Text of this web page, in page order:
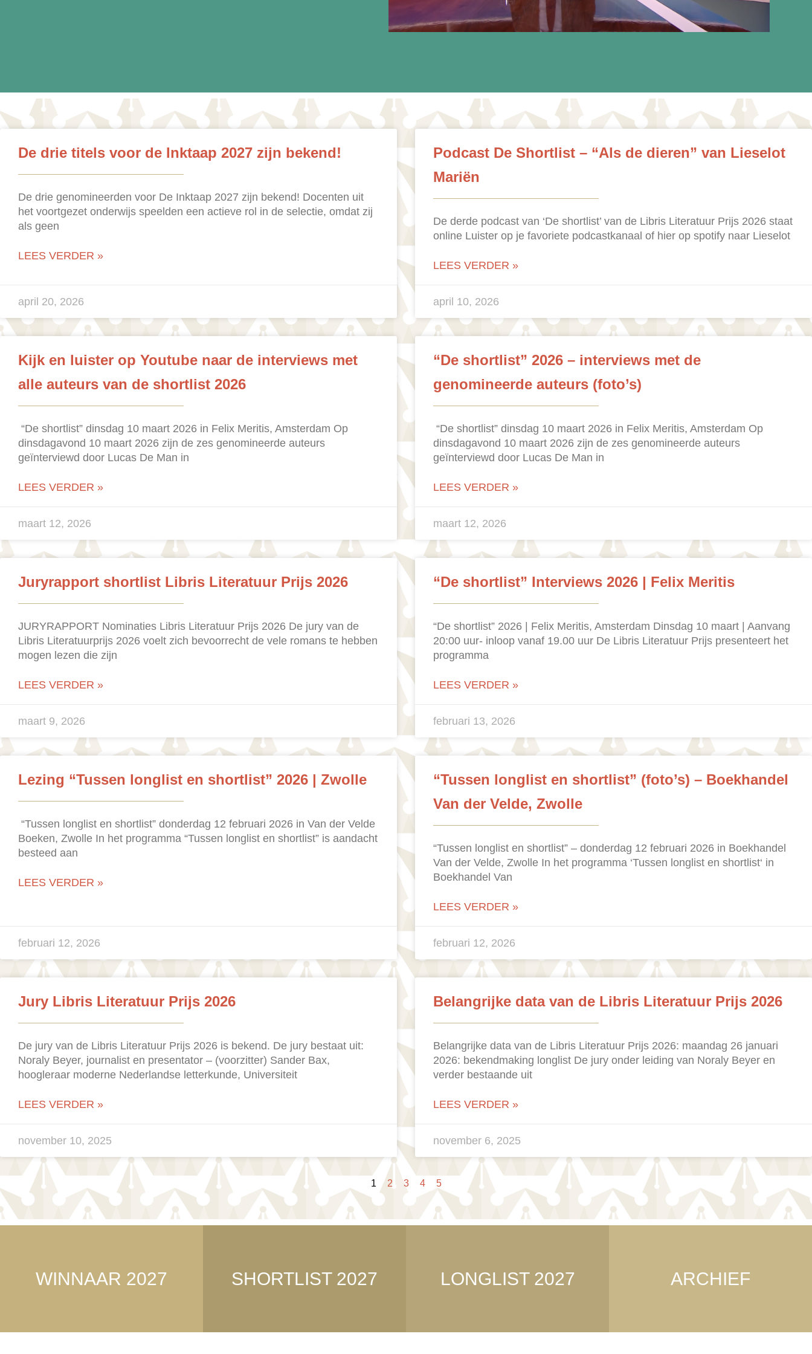
De drie titels voor de Inktaap 2027 zijn bekend!
De drie genomineerden voor De Inktaap 2027 zijn bekend! Docenten uit
het voortgezet onderwijs speelden een actieve rol in de selectie, omdat zij
als geen
LEES VERDER »
april 20, 2026
Podcast De Shortlist – “Als de dieren” van Lieselot
Mariën
De derde podcast van ‘De shortlist’ van de Libris Literatuur Prijs 2026 staat
online Luister op je favoriete podcastkanaal of hier op spotify naar Lieselot
LEES VERDER »
april 10, 2026
Kijk en luister op Youtube naar de interviews met
alle auteurs van de shortlist 2026
“De shortlist” dinsdag 10 maart 2026 in Felix Meritis, Amsterdam Op
dinsdagavond 10 maart 2026 zijn de zes genomineerde auteurs
geïnterviewd door Lucas De Man in
LEES VERDER »
maart 12, 2026
“De shortlist” 2026 – interviews met de
genomineerde auteurs (foto’s)
“De shortlist” dinsdag 10 maart 2026 in Felix Meritis, Amsterdam Op
dinsdagavond 10 maart 2026 zijn de zes genomineerde auteurs
geïnterviewd door Lucas De Man in
LEES VERDER »
maart 12, 2026
Juryrapport shortlist Libris Literatuur Prijs 2026
JURYRAPPORT Nominaties Libris Literatuur Prijs 2026 De jury van de
Libris Literatuurprijs 2026 voelt zich bevoorrecht de vele romans te hebben
mogen lezen die zijn
LEES VERDER »
maart 9, 2026
“De shortlist” Interviews 2026 | Felix Meritis
“De shortlist” 2026 | Felix Meritis, Amsterdam Dinsdag 10 maart | Aanvang
20:00 uur- inloop vanaf 19.00 uur De Libris Literatuur Prijs presenteert het
programma
LEES VERDER »
februari 13, 2026
Lezing “Tussen longlist en shortlist” 2026 | Zwolle
“Tussen longlist en shortlist” donderdag 12 februari 2026 in Van der Velde
Boeken, Zwolle In het programma “Tussen longlist en shortlist” is aandacht
besteed aan
LEES VERDER »
februari 12, 2026
“Tussen longlist en shortlist” (foto’s) – Boekhandel
Van der Velde, Zwolle
“Tussen longlist en shortlist” – donderdag 12 februari 2026 in Boekhandel
Van der Velde, Zwolle In het programma ‘Tussen longlist en shortlist‘ in
Boekhandel Van
LEES VERDER »
februari 12, 2026
Jury Libris Literatuur Prijs 2026
De jury van de Libris Literatuur Prijs 2026 is bekend. De jury bestaat uit:
Noraly Beyer, journalist en presentator – (voorzitter) Sander Bax,
hoogleraar moderne Nederlandse letterkunde, Universiteit
LEES VERDER »
november 10, 2025
Belangrijke data van de Libris Literatuur Prijs 2026
Belangrijke data van de Libris Literatuur Prijs 2026: maandag 26 januari
2026: bekendmaking longlist De jury onder leiding van Noraly Beyer en
verder bestaande uit
LEES VERDER »
november 6, 2025
1 2 3 4 5
WINNAAR 2027 SHORTLIST 2027 LONGLIST 2027 ARCHIEF